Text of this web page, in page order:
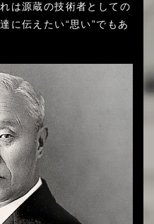
は源蔵の技術者としての
に伝えたい“思い”でもあ